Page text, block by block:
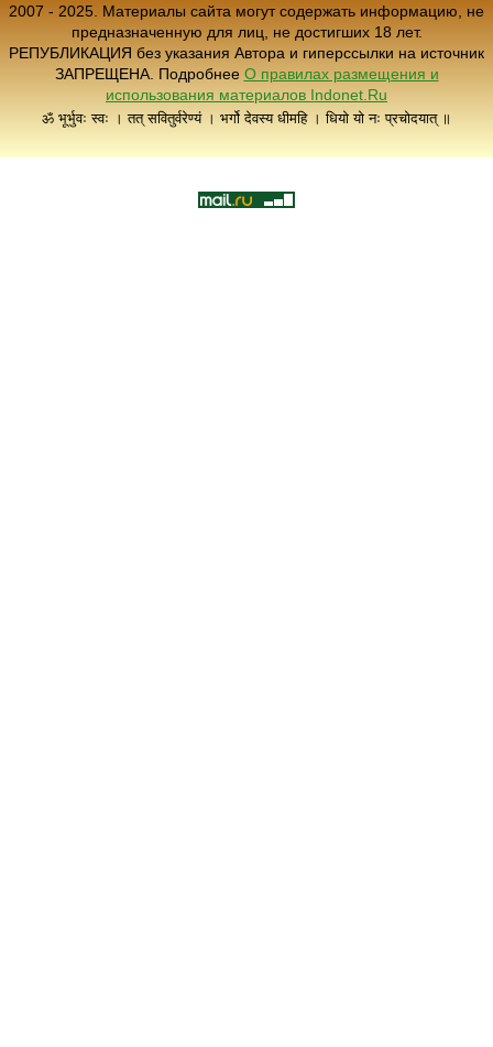
2007 - 2025. Материалы сайта могут содержать информацию, не
предназначенную для лиц, не достигших 18 лет.
РЕПУБЛИКАЦИЯ без указания Автора и гиперссылки на источник
ЗАПРЕЩЕНА. Подробнее О правилах размещения и
использования материалов Indonet.Ru
ॐ भूर्भुवः स्वः । तत् सवितुर्वरेण्यं । भर्गो देवस्य धीमहि । धियो यो नः प्रचोदयात् ॥